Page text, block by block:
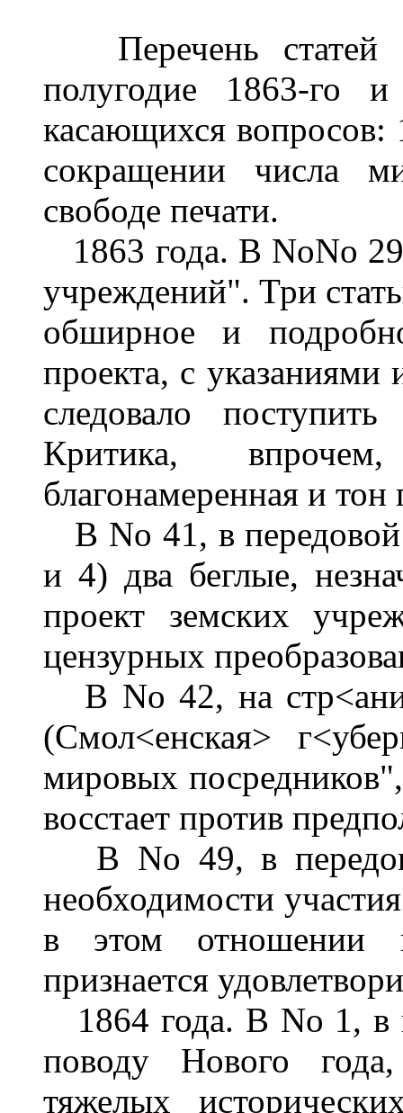
Перечень статей
полугодие 1863-го
касающихся
сокращении числа
свободе печати.
1863 года. В NoNo
учреждений". Три
обширное и
проекта, с
следовало
Критика,
благонамеренная и
В No 41, в передовой
и 4) два беглые,
проект земских
цензурных
В No 42, на
(Смол<енская>
мировых
восстает против
В No 49, в
необходимости
в этом отношении
признается
1864 года. В No 1, в
поводу Нового
тяжелых